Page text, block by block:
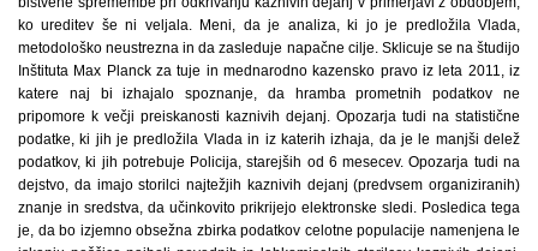
ko ureditev še ni veljala. Meni, da je analiza, ki jo je predložila Vlada,
metodološko neustrezna in da zasleduje napačne cilje. Sklicuje se na študijo
Inštituta Max Planck za tuje in mednarodno kazensko pravo iz leta 2011, iz
katere naj bi izhajalo spoznanje, da hramba prometnih podatkov ne
pripomore k večji preiskanosti kaznivih dejanj. Opozarja tudi na statistične
podatke, ki jih je predložila Vlada in iz katerih izhaja, da je le manjši delež
podatkov, ki jih potrebuje Policija, starejših od 6 mesecev. Opozarja tudi na
dejstvo, da imajo storilci najtežjih kaznivih dejanj (predvsem organiziranih)
znanje in sredstva, da učinkovito prikrijejo elektronske sledi. Posledica tega
je, da bo izjemno obsežna zbirka podatkov celotne populacije namenjena le